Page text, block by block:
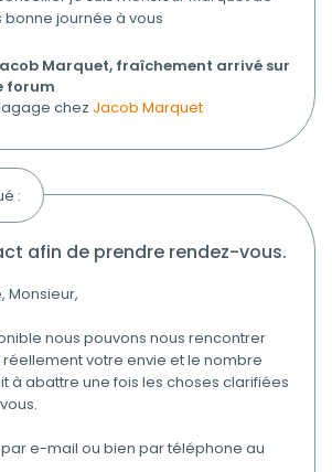
bonne journée à vous
Marquet, fraîchement arrivé sur
forum
chez Jacob Marquet
:
afin de prendre rendez-vous.
Monsieur,
nous pouvons nous rencontrer
votre envie et le nombre
à abattre une fois les choses clarifiées
e-mail ou bien par téléphone au